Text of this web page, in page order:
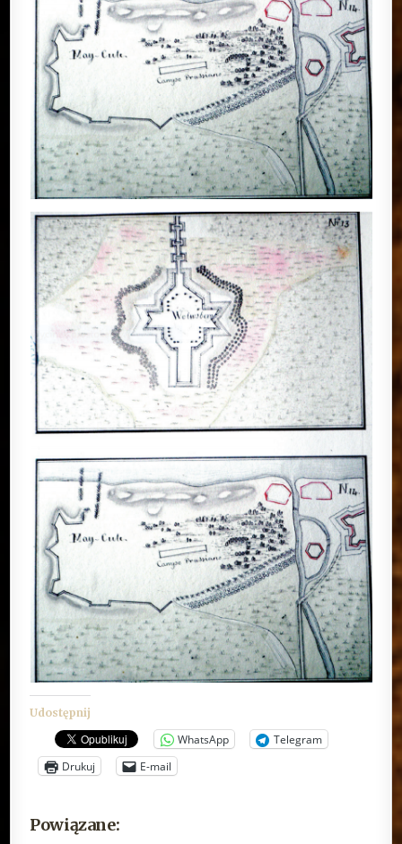
Udostępnij
WhatsApp
Telegram
Drukuj
E-mail
Powiązane: